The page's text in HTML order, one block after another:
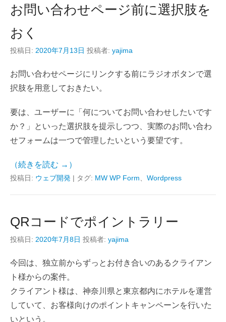
お問い合わせページ前に選択肢を
おく
投稿日: 2020年7月13日 投稿者: yajima
お問い合わせページにリンクする前にラジオボタンで選
択肢を用意しておきたい。
要は、ユーザーに「何についてお問い合わせしたいです
か？」といった選択肢を提示しつつ、実際のお問い合わ
せフォームは一つで管理したいという要望です。
（続きを読む →）
投稿日: ウェブ開発 | タグ: MW WP Form、 Wordpress
QRコードでポイントラリー
投稿日: 2020年7月8日 投稿者: yajima
今回は、独立前からずっとお付き合いのあるクライアン
ト様からの案件。
クライアント様は、神奈川県と東京都内にホテルを運営
していて、お客様向けのポイントキャンペーンを行いた
いという。